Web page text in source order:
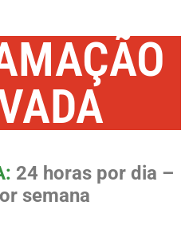
24 horas por dia –
semana